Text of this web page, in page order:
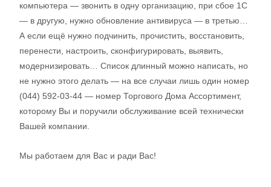
компьютера — звонить в одну организацию, при сбое 1С
— в другую, нужно обновление антивируса — в третью…
А если ещё нужно подчинить, прочистить, восстановить,
перенести, настроить, сконфигурировать, выявить,
модернизировать… Список длинный можно написать, но
не нужно этого делать — на все случаи лишь один номер
(044) 592-03-44 — номер Торгового Дома Ассортимент,
которому Вы и поручили обслуживание всей технически
Вашей компании.
Мы работаем для Вас и ради Вас!